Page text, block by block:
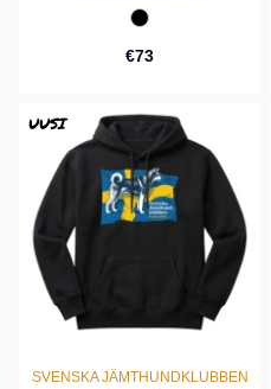
€73
UUSI
SVENSKA JÄMTHUNDKLUBBEN